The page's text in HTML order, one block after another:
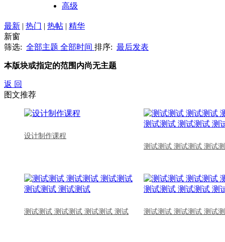
高级
最新 | 热门 | 热帖 | 精华
新窗
筛选: 全部主题 全部时间 排序: 最后发表
本版块或指定的范围内尚无主题
返 回
图文推荐
设计制作课程
测试测试 测试测试 测试
测试测试 测试测试 测试测试 测试 测试测试 测试测试 测试